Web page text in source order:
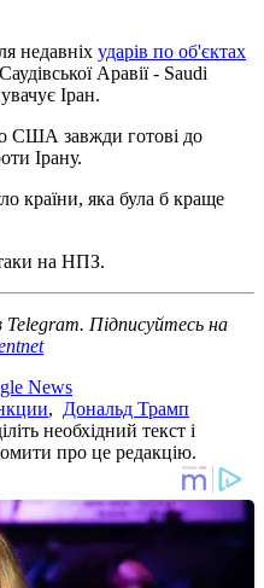
недавніх ударів по об'єктах
Аравії - Saudi
Іран.
США завжди готові до
Ірану.
країни, яка була б краще
на НПЗ.
Telegram. Підписуйтесь на
News
, Дональд Трамп
необхідний текст і
про це редакцію.